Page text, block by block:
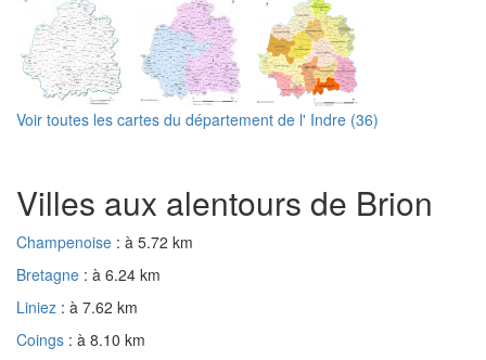
Voir toutes les cartes du département de l' Indre (36)
Villes aux alentours de Brion
Champenoise : à 5.72 km
Bretagne : à 6.24 km
Liniez : à 7.62 km
Coings : à 8.10 km